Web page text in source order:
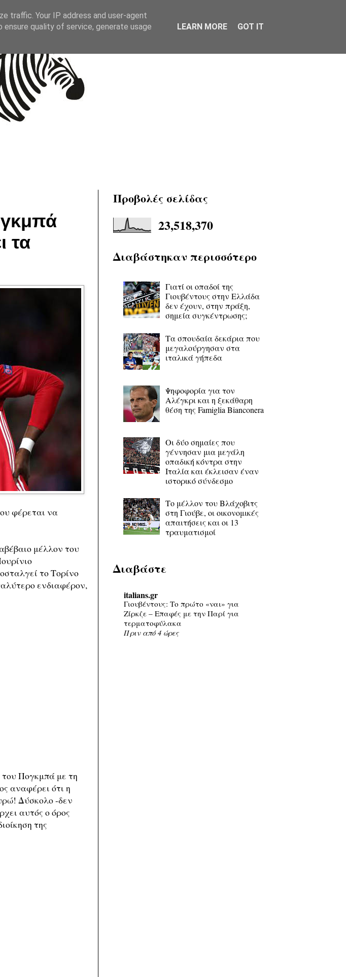
τα
φέρεται να
μέλλον του
το Τορίνο
ενδιαφέρον,
του Πογκμπά με τη
αναφέρει ότι η
Δύσκολο -δεν
αυτός ο όρος
της
Προβολές σελίδας
23,518,370
Διαβάστηκαν περισσότερο
Γιατί οι οπαδοί της
Γιουβέντους στην Ελλάδα
δεν έχουν, στην πράξη,
σημεία συγκέντρωσης;
Τα σπουδαία δεκάρια που
μεγαλούργησαν στα
ιταλικά γήπεδα
Ψηφοφορία για τον
Αλέγκρι και η ξεκάθαρη
θέση της Famiglia Bianconera
Οι δύο σημαίες που
γέννησαν μια μεγάλη
οπαδική κόντρα στην
Ιταλία και έκλεισαν έναν
ιστορικό σύνδεσμο
Το μέλλον του Βλάχοβιτς
στη Γιούβε, οι οικονομικές
απαιτήσεις και οι 13
τραυματισμοί
Διαβάστε
italians.gr
Γιουβέντους: Το πρώτο «ναι» για
Ζίρκζε – Επαφές με την Παρί για
τερματοφύλακα
Πριν από 4 ώρες
traffic. Your IP address and user-agent
quality of service, generate usage
LEARN MORE GOT IT